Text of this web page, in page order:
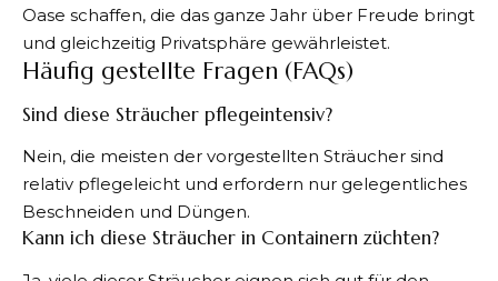
Oase schaffen, die das ganze Jahr über Freude bringt
und gleichzeitig Privatsphäre gewährleistet.
Häufig gestellte Fragen (FAQs)
Sind diese Sträucher pflegeintensiv?
Nein, die meisten der vorgestellten Sträucher sind
relativ pflegeleicht und erfordern nur gelegentliches
Beschneiden und Düngen.
Kann ich diese Sträucher in Containern züchten?